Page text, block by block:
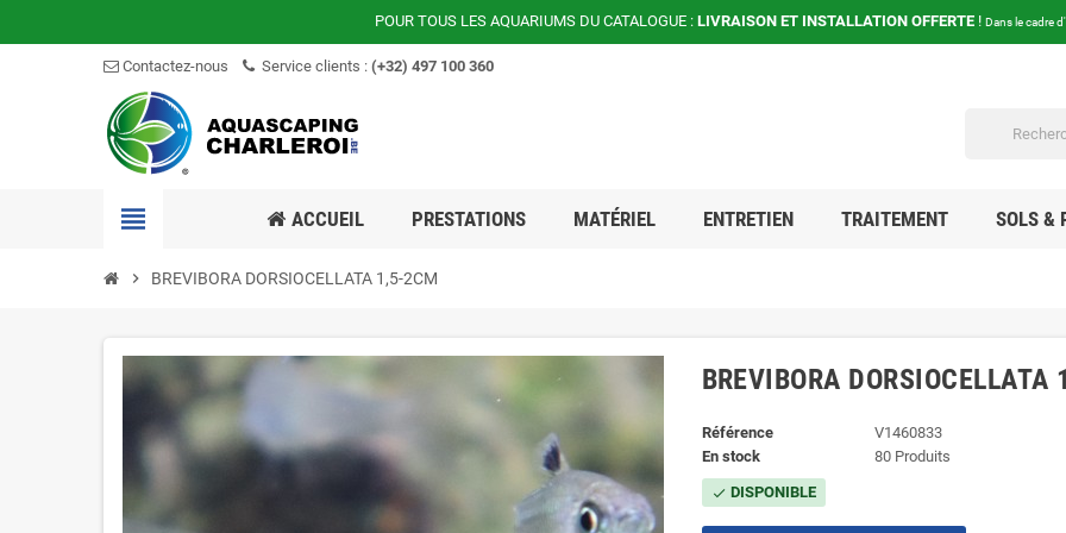
POUR TOUS LES AQUARIUMS DU CATALOGUE : LIVRAISON ET INSTALLATION OFFERTE ! Dans le cadre
Contactez-nous Service clients : (+32) 497 100 360
view_headline ACCUEIL PRESTATIONS MATÉRIEL ENTRETIEN TRAITEMENT SOLS &
chevron_right BREVIBORA DORSIOCELLATA 1,5-2CM
BREVIBORA DORSIOCELLATA
Référence
V1460833
En stock
80 Produits
check DISPONIBLE